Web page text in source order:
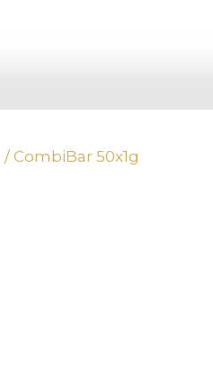
/ CombiBar 50x1g